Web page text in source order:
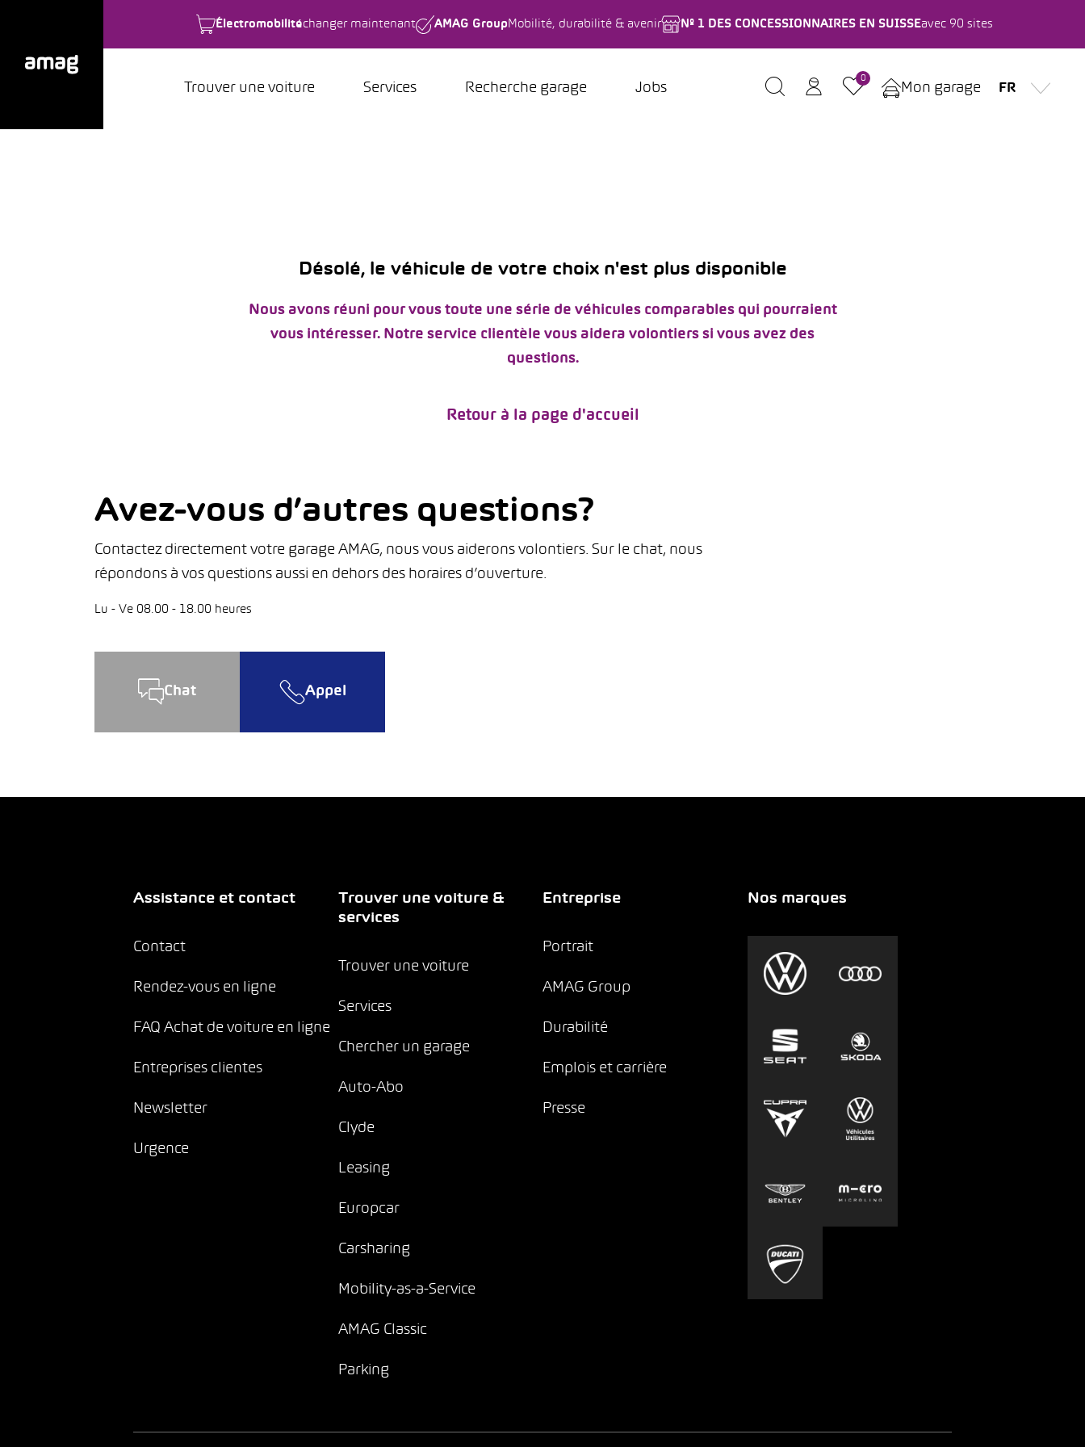
Électromobilitéchanger maintenant AMAG Group Mobilité, durabilité & avenir Nº 1 DES CONCESSIONNAIRES EN SUISSEavec 90 sites
Trouver une voiture Services Recherche garage Jobs
0
Mon garage FR
Désolé, le véhicule de votre choix n'est plus disponible
Nous avons réuni pour vous toute une série de véhicules comparables qui pourraient
vous intéresser. Notre service clientèle vous aidera volontiers si vous avez des
questions.
Retour à la page d'accueil
Avez-vous d’autres questions?
Contactez directement votre garage AMAG, nous vous aiderons volontiers. Sur le chat, nous
répondons à vos questions aussi en dehors des horaires d’ouverture.
Lu - Ve 08.00 - 18.00 heures
Chat Appel
Assistance et contact
Contact
Rendez-vous en ligne
FAQ Achat de voiture en ligne
Entreprises clientes
Newsletter
Urgence
Trouver une voiture &
services
Trouver une voiture
Services
Chercher un garage
Auto-Abo
Clyde
Leasing
Europcar
Carsharing
Mobility-as-a-Service
AMAG Classic
Parking
Entreprise
Portrait
AMAG Group
Durabilité
Emplois et carrière
Presse
Nos marques